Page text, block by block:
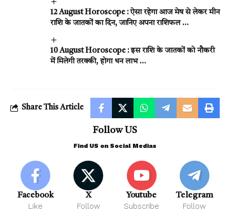
12 August Horoscope : ऐसा रहेगा आज मेष से लेकर मीन
राशि के जातकों का दिन, जानिए अपना राशिफल …
10 August Horoscope : इस राशि के जातकों को नौकरी
में मिलेगी तरक्की, होगा धन लाभ …
Share This Article
Follow US
Find US on Social Medias
Facebook
Like
X
Follow
Youtube
Subscribe
Telegram
Follow